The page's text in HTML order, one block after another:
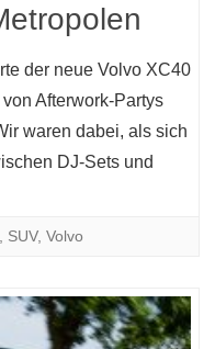
der neue Volvo XC40
Afterwork-Partys
waren dabei, als sich
DJ-Sets und
SUV, Volvo